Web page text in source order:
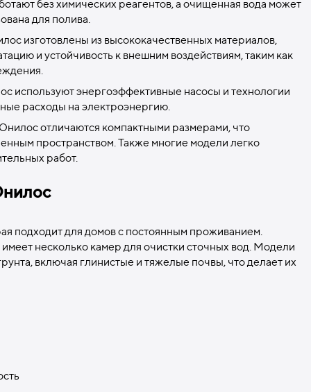
без химических реагентов, а очищенная вода может
для полива.
изготовлены из высококачественных материалов,
и устойчивость к внешним воздействиям, таким как
используют энергоэффективные насосы и технологии
расходы на электроэнергию.
отличаются компактными размерами, что
пространством. Также многие модели легко
работ.
подходит для домов с постоянным проживанием.
несколько камер для очистки сточных вод. Модели
включая глинистые и тяжелые почвы, что делает их